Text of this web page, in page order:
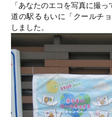
「あなたのエコを写真に撮
道の駅るもいに「クールチ
しました。